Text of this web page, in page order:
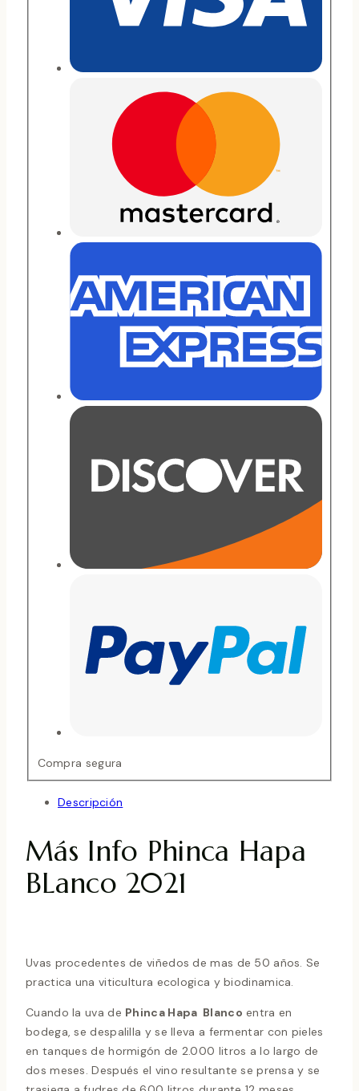
Compra segura
Descripción
Más Info Phinca Hapa
BLanco 2021
Uvas procedentes de viñedos de mas de 50 años. Se
practica una viticultura ecologica y biodinamica.
Cuando la uva de Phinca Hapa Blanco entra en
bodega, se despalilla y se lleva a fermentar con pieles
en tanques de hormigón de 2.000 litros a lo largo de
dos meses. Después el vino resultante se prensa y se